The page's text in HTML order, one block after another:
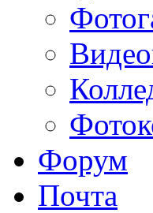
Форум
Почта